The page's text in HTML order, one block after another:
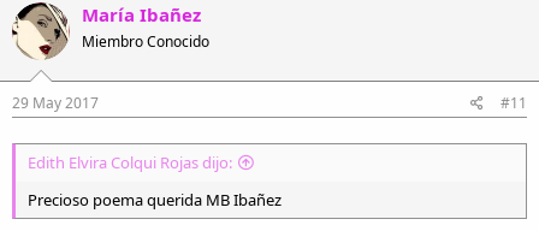
María Ibañez
Miembro Conocido
29 May 2017 #11
Edith Elvira Colqui Rojas dijo:
Precioso poema querida MB Ibañez